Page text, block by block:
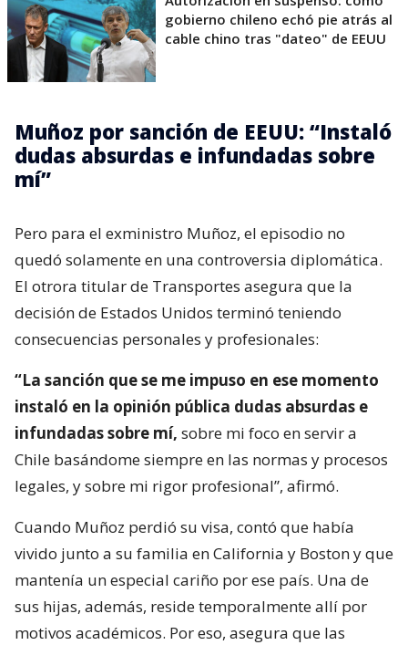
gobierno chileno echó pie atrás al
cable chino tras "dateo" de EEUU
Muñoz por sanción de EEUU: “Instaló
dudas absurdas e infundadas sobre
mí”
Pero para el exministro Muñoz, el episodio no
quedó solamente en una controversia diplomática.
El otrora titular de Transportes asegura que la
decisión de Estados Unidos terminó teniendo
consecuencias personales y profesionales:
“La sanción que se me impuso en ese momento
instaló en la opinión pública dudas absurdas e
infundadas sobre mí, sobre mi foco en servir a
Chile basándome siempre en las normas y procesos
legales, y sobre mi rigor profesional”, afirmó.
Cuando Muñoz perdió su visa, contó que había
vivido junto a su familia en California y Boston y que
mantenía un especial cariño por ese país. Una de
sus hijas, además, reside temporalmente allí por
motivos académicos. Por eso, asegura que las